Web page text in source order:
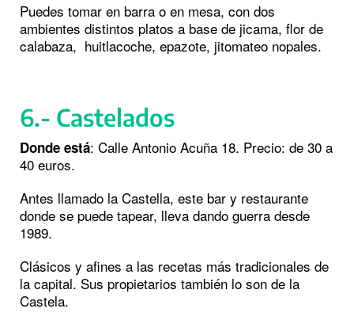
Puedes tomar en barra o en mesa, con dos
ambientes distintos platos a base de jicama, flor de
calabaza, huitlacoche, epazote, jitomateo nopales.
6.- Castelados
Donde está: Calle Antonio Acuña 18. Precio: de 30 a
40 euros.
Antes llamado la Castella, este bar y restaurante
donde se puede tapear, lleva dando guerra desde
1989.
Clásicos y afines a las recetas más tradicionales de
la capital. Sus propietarios también lo son de la
Castela.